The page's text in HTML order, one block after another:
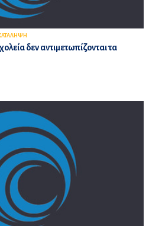
δεν αντιμετωπίζονται τα